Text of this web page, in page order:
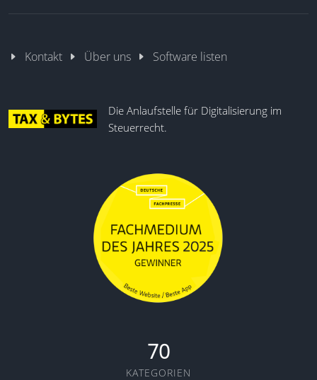
Kontakt Über uns Software listen
Die Anlaufstelle für Digitalisierung im
Steuerrecht.
70
KATEGORIEN